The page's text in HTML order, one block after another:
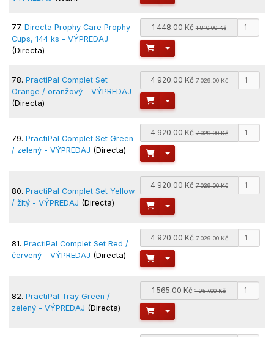
77. Directa Prophy Care Prophy
Cups, 144 ks - VÝPREDAJ
(Directa)
1 448.00 Kč1 810.00 Kč
Toggle Dropdown
78. PractiPal Complet Set
Orange / oranžový - VÝPREDAJ
(Directa)
4 920.00 Kč7 029.00 Kč
Toggle Dropdown
79. PractiPal Complet Set Green
/ zelený - VÝPREDAJ (Directa)
4 920.00 Kč7 029.00 Kč
Toggle Dropdown
80. PractiPal Complet Set Yellow
/ žltý - VÝPREDAJ (Directa)
4 920.00 Kč7 029.00 Kč
Toggle Dropdown
81. PractiPal Complet Set Red /
červený - VÝPREDAJ (Directa)
4 920.00 Kč7 029.00 Kč
Toggle Dropdown
82. PractiPal Tray Green /
zelený - VÝPREDAJ (Directa)
1 565.00 Kč1 957.00 Kč
Toggle Dropdown